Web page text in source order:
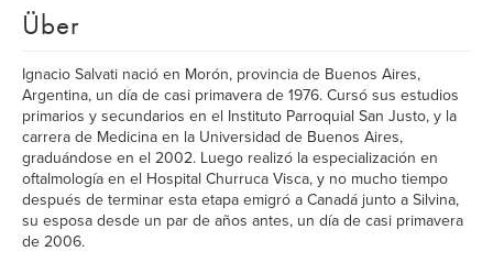
Über
Ignacio Salvati nació en Morón, provincia de Buenos Aires,
Argentina, un día de casi primavera de 1976. Cursó sus estudios
primarios y secundarios en el Instituto Parroquial San Justo, y la
carrera de Medicina en la Universidad de Buenos Aires,
graduándose en el 2002. Luego realizó la especialización en
oftalmología en el Hospital Churruca Visca, y no mucho tiempo
después de terminar esta etapa emigró a Canadá junto a Silvina,
su esposa desde un par de años antes, un día de casi primavera
de 2006.